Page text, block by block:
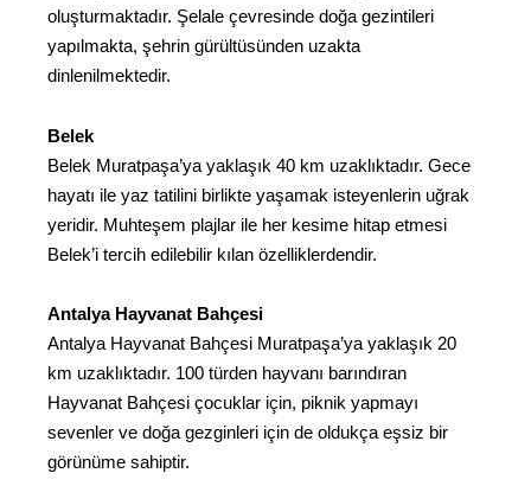
oluşturmaktadır. Şelale çevresinde doğa gezintileri
yapılmakta, şehrin gürültüsünden uzakta
dinlenilmektedir.
Belek
Belek Muratpaşa’ya yaklaşık 40 km uzaklıktadır. Gece
hayatı ile yaz tatilini birlikte yaşamak isteyenlerin uğrak
yeridir. Muhteşem plajlar ile her kesime hitap etmesi
Belek’i tercih edilebilir kılan özelliklerdendir.
Antalya Hayvanat Bahçesi
Antalya Hayvanat Bahçesi Muratpaşa’ya yaklaşık 20
km uzaklıktadır. 100 türden hayvanı barındıran
Hayvanat Bahçesi çocuklar için, piknik yapmayı
sevenler ve doğa gezginleri için de oldukça eşsiz bir
görünüme sahiptir.